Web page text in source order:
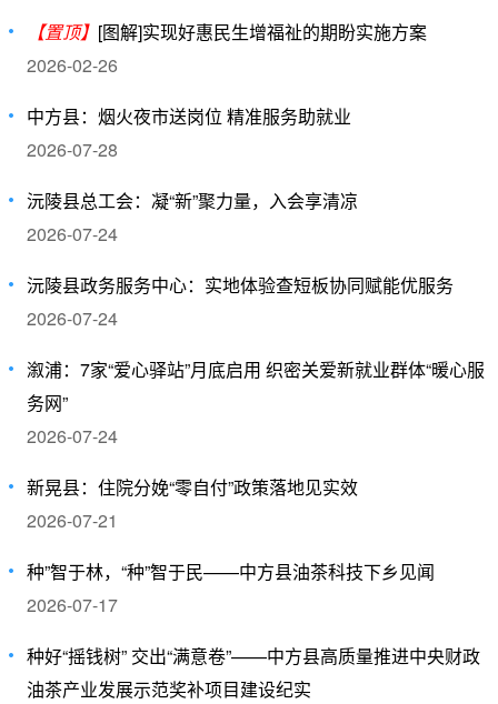
【置顶】 [图解]实现好惠民生增福祉的期盼实施方案
2026-02-26
中方县：烟火夜市送岗位 精准服务助就业
2026-07-28
沅陵县总工会：凝“新”聚力量，入会享清凉
2026-07-24
沅陵县政务服务中心：实地体验查短板协同赋能优服务
2026-07-24
溆浦：7家“爱心驿站”月底启用 织密关爱新就业群体“暖心服
务网”
2026-07-24
新晃县：住院分娩“零自付”政策落地见实效
2026-07-21
种”智于林，“种”智于民——中方县油茶科技下乡见闻
2026-07-17
种好“摇钱树” 交出“满意卷”——中方县高质量推进中央财政
油茶产业发展示范奖补项目建设纪实